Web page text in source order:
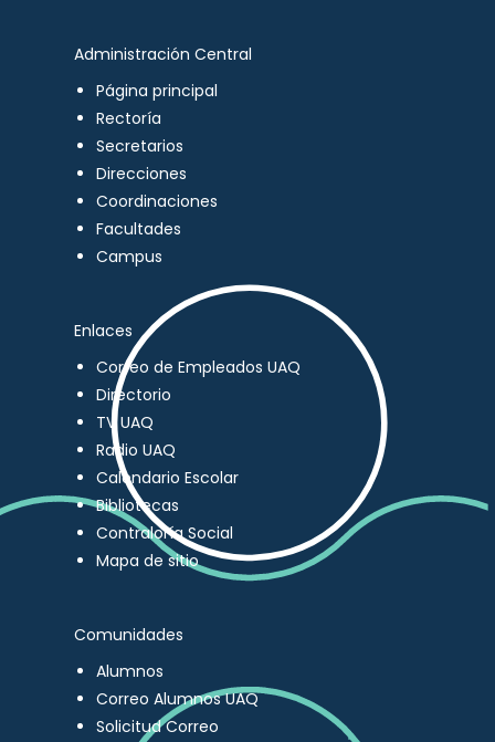
Administración Central
Página principal
Rectoría
Secretarios
Direcciones
Coordinaciones
Facultades
Campus
Enlaces
Correo de Empleados UAQ
Directorio
TV UAQ
Radio UAQ
Calendario Escolar
Bibliotecas
Contraloría Social
Mapa de sitio
Comunidades
Alumnos
Correo Alumnos UAQ
Solicitud Correo